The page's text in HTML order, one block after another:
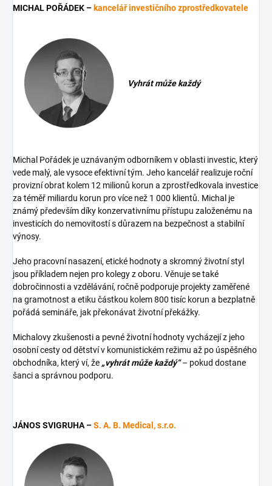
MICHAL POŘÁDEK – kancelář investičního zprostředkovatele
Vyhrát může každý
Michal Pořádek je uznávaným odborníkem v oblasti investic, který
vede malý, ale vysoce efektivní tým. Jeho kancelář realizuje roční
provizní obrat kolem 12 milionů korun a zprostředkovala investice
za téměř miliardu korun pro více než 1 000 klientů. Michal je
známý především díky konzervativnímu přístupu založenému na
investicích do nemovitostí s důrazem na bezpečnost a stabilní
výnosy.
Jeho pracovní nasazení, etické hodnoty a skromný životní styl
jsou příkladem nejen pro kolegy z oboru. Věnuje se také
dobročinnosti a vzdělávání, ročně podporuje projekty zaměřené
na gramotnost a etiku částkou kolem 800 tisíc korun a bezplatně
pořádá semináře, jak překonávat životní překážky.
Michalovy zkušenosti a pevné životní hodnoty vycházejí z jeho
osobní cesty od dětství v komunistickém režimu až po úspěšného
obchodníka, který ví, že „vyhrát může každý“ – pokud dostane
šanci a správnou podporu.
JÁNOS SVIGRUHA –S. A. B. Medical, s.r.o.